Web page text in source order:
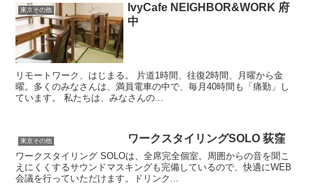
東京その他
IvyCafe NEIGHBOR&WORK 府
中
リモートワーク、はじまる。 片道1時間、往復2時間、月曜から金
曜。多くのみなさんは、満員電車の中で、毎月40時間も「痛勤」し
ています。 私たちは、みなさんの...
東京その他 ワークスタイリングSOLO 荻窪
ワークスタイリング SOLOは、全席完全個室。周囲からの音を聞こ
えにくくするサウンドマスキングも完備しているので、快適にWEB
会議を行っていただけます。ドリンク...